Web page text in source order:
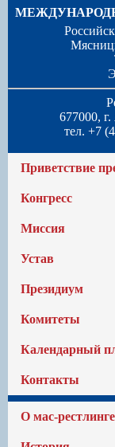
677000,
тел. +7
Приветствие
Конгресс
Миссия
Устав
Президиум
Комитеты
Календарный
Контакты
О мас-рестлинге